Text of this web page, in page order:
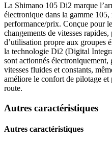
La Shimano 105 Di2 marque
électronique dans la gamme
performance/prix. Conçue pour
changements de vitesses
d’utilisation propre aux groupes
la technologie Di2 (Digital
sont actionnés électroniquement,
vitesses fluides et constants,
améliore le confort de pilotage et
route.
Autres caractéristiques
Autres caractéristiques